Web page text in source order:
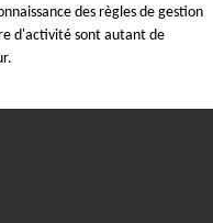
des règles de gestion
d'activité sont autant de